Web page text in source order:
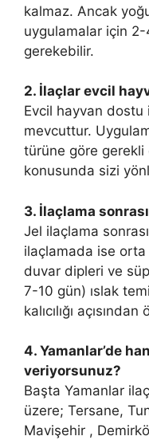
kalmaz. Ancak
uygulamalar için
gerekebilir.
2. İlaçlar evcil
Evcil hayvan
mevcuttur.
türüne göre gerekli
konusunda sizi
3. İlaçlama
Jel ilaçlama
ilaçlamada ise
duvar dipleri ve
7-10 gün) ıslak
kalıcılığı
4. Yamanlar’de
veriyorsunuz?
Başta Yamanlar
üzere; Tersane,
Mavişehir ,